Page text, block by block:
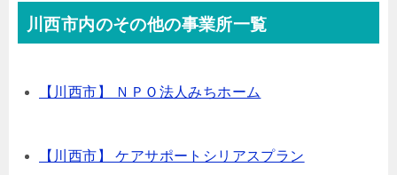
川西市内のその他の事業所一覧
【川西市】 ＮＰＯ法人みちホーム
【川西市】 ケアサポートシリアスプラン